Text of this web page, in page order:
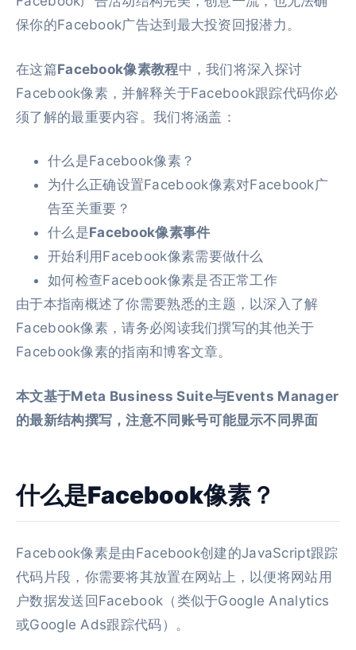
保你的Facebook广告达到最大投资回报潜力。
在这篇Facebook像素教程中，我们将深入探讨
Facebook像素，并解释关于Facebook跟踪代码你必
须了解的最重要内容。我们将涵盖：
什么是Facebook像素？
为什么正确设置Facebook像素对Facebook广
告至关重要？
什么是Facebook像素事件
开始利用Facebook像素需要做什么
如何检查Facebook像素是否正常工作
由于本指南概述了你需要熟悉的主题，以深入了解
Facebook像素，请务必阅读我们撰写的其他关于
Facebook像素的指南和博客文章。
本文基于Meta Business Suite与Events Manager
的最新结构撰写，注意不同账号可能显示不同界面
什么是Facebook像素？
Facebook像素是由Facebook创建的JavaScript跟踪
代码片段，你需要将其放置在网站上，以便将网站用
户数据发送回Facebook（类似于Google Analytics
或Google Ads跟踪代码）。